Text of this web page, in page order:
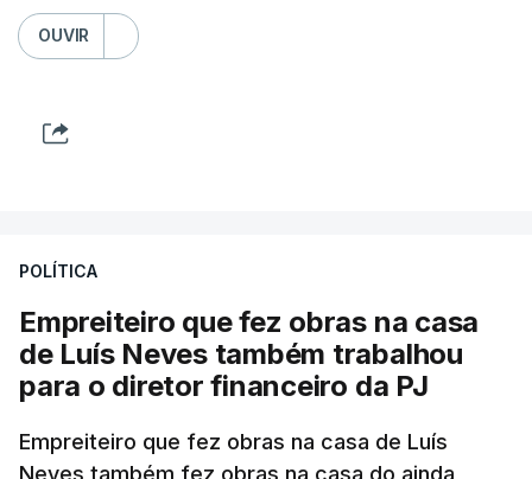
OUVIR
POLÍTICA
Empreiteiro que fez obras na casa
de Luís Neves também trabalhou
para o diretor financeiro da PJ
Empreiteiro que fez obras na casa de Luís
Neves também fez obras na casa do ainda